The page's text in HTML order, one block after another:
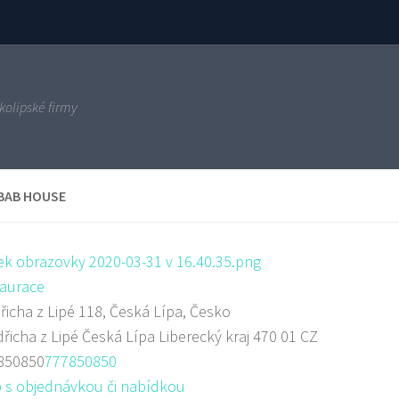
firmy
HOUSE
z Lipé 118, Česká Lípa, Česko
z Lipé Česká Lípa Liberecký kraj 470 01 CZ
777850850
s objednávkou či nabídkou